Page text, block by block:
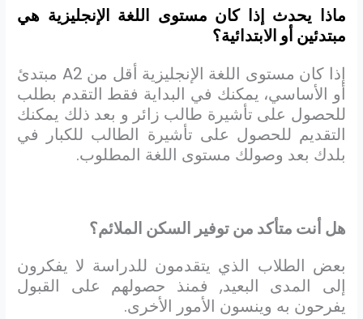
ماذا يحدث إذا كان مستوى اللغة الإنجليزية هي
مبتدئين أو الابتدائية؟
إذا كان مستوى اللغة الإنجليزية أقل من A2 مبتدئ
أو الأساسي، يمكنك في البداية فقط التقدم بطلب
للحصول على تأشيرة طالب زائر و بعد ذلك يمكنك
التقديم للحصول على تأشيرة الطالب للكبار في
بلدك بعد وصولك مستوى اللغة المطلوب.
هل أنت متأكد من توفير السكن الملائم؟
بعض الطلاب الذي يتقدمون للدراسة لا يفكرون
إلى المدى البعيد, فمنذ حصولهم على القبول
يفرحون به وينسون الأمور الأخرى.